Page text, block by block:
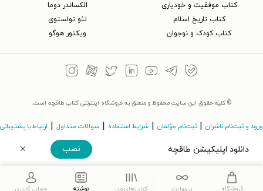
دانلود اپلیکیشن طاقچه نصب
دریافت مستقیم اپلیکیشن
کتاب موفقیت و خودیاری
کتاب تاریخ اسلام
کتاب کودک و نوجوان
الکساندر دوما
لئو تولستوی
ویکتور هوگو
© کلیه حقوق این سایت محفوظ و متعلق به فروشگاه اینترنتی کتاب طاقچه است.
ورود و ثبت‌نام ناشران ثبت‌نام مؤلفان شرایط استفاده سوالات متداول ارتباط با پشتیبانی
©Taaghche.com 3.243.11
فروشگاه بی‌نهایت کتاب‌های من نوشته حساب کاربری